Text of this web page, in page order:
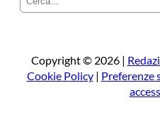
Copyright © 2026 |
Cookie Policy| Preferenze